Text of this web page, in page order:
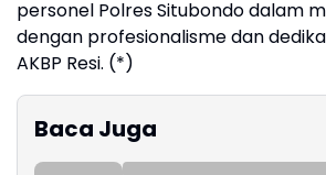
personel Polres Situbondo dalam
dengan profesionalisme dan
AKBP Resi. (*)
Baca Juga